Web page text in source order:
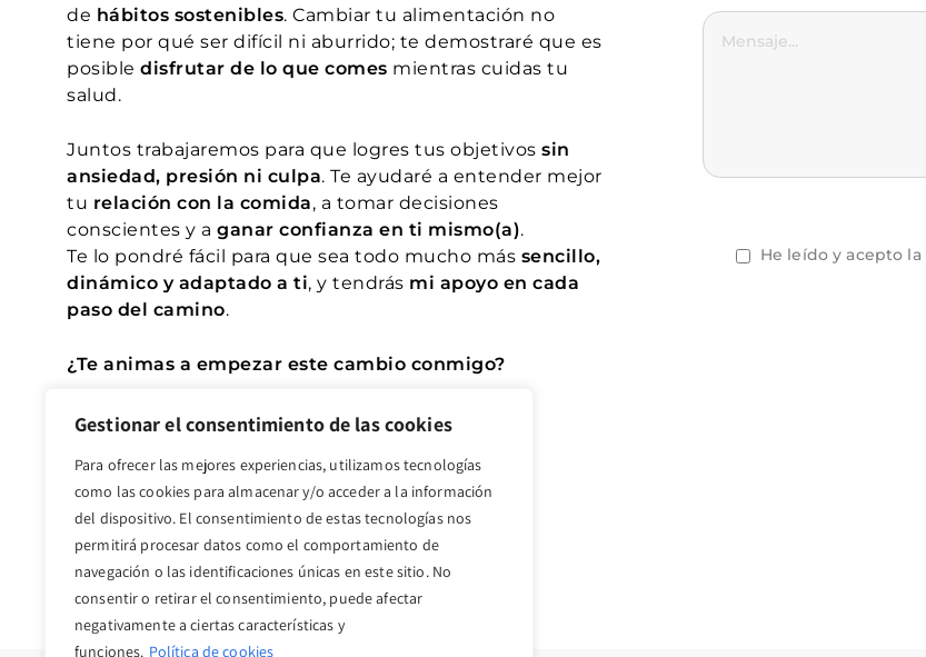
Gestionar el consentimiento de las cookies
Para ofrecer las mejores experiencias, utilizamos tecnologías
como las cookies para almacenar y/o acceder a la información
del dispositivo. El consentimiento de estas tecnologías nos
permitirá procesar datos como el comportamiento de
navegación o las identificaciones únicas en este sitio. No
consentir o retirar el consentimiento, puede afectar
negativamente a ciertas características y
funciones. Política de cookies
de hábitos sostenibles. Cambiar tu alimentación no
tiene por qué ser difícil ni aburrido; te demostraré que es
posible disfrutar de lo que comes mientras cuidas tu
salud.
Juntos trabajaremos para que logres tus objetivos sin
ansiedad, presión ni culpa. Te ayudaré a entender mejor
tu relación con la comida, a tomar decisiones
conscientes y a ganar confianza en ti mismo(a).
Te lo pondré fácil para que sea todo mucho más sencillo,
dinámico y adaptado a ti, y tendrás mi apoyo en cada
paso del camino.
¿Te animas a empezar este cambio conmigo?
He leído y acepto la